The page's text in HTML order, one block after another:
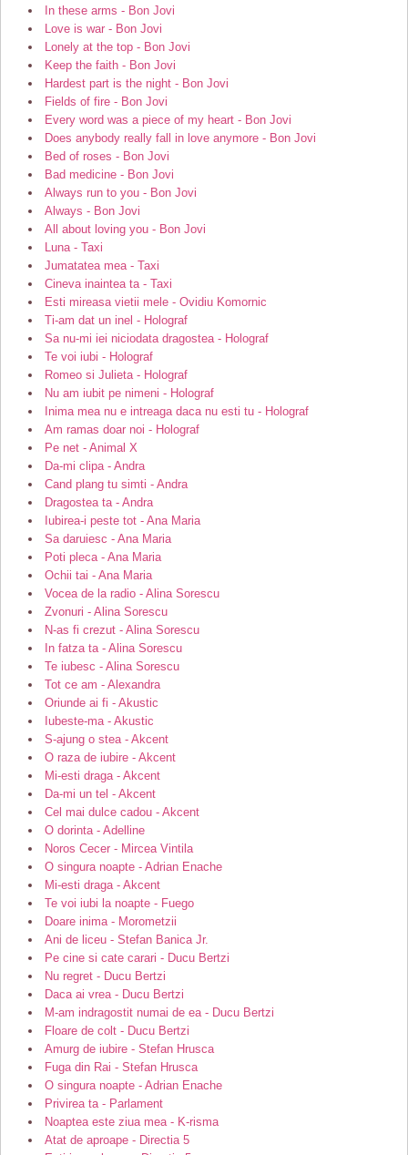
In these arms - Bon Jovi
Love is war - Bon Jovi
Lonely at the top - Bon Jovi
Keep the faith - Bon Jovi
Hardest part is the night - Bon Jovi
Fields of fire - Bon Jovi
Every word was a piece of my heart - Bon Jovi
Does anybody really fall in love anymore - Bon Jovi
Bed of roses - Bon Jovi
Bad medicine - Bon Jovi
Always run to you - Bon Jovi
Always - Bon Jovi
All about loving you - Bon Jovi
Luna - Taxi
Jumatatea mea - Taxi
Cineva inaintea ta - Taxi
Esti mireasa vietii mele - Ovidiu Komornic
Ti-am dat un inel - Holograf
Sa nu-mi iei niciodata dragostea - Holograf
Te voi iubi - Holograf
Romeo si Julieta - Holograf
Nu am iubit pe nimeni - Holograf
Inima mea nu e intreaga daca nu esti tu - Holograf
Am ramas doar noi - Holograf
Pe net - Animal X
Da-mi clipa - Andra
Cand plang tu simti - Andra
Dragostea ta - Andra
Iubirea-i peste tot - Ana Maria
Sa daruiesc - Ana Maria
Poti pleca - Ana Maria
Ochii tai - Ana Maria
Vocea de la radio - Alina Sorescu
Zvonuri - Alina Sorescu
N-as fi crezut - Alina Sorescu
In fatza ta - Alina Sorescu
Te iubesc - Alina Sorescu
Tot ce am - Alexandra
Oriunde ai fi - Akustic
Iubeste-ma - Akustic
S-ajung o stea - Akcent
O raza de iubire - Akcent
Mi-esti draga - Akcent
Da-mi un tel - Akcent
Cel mai dulce cadou - Akcent
O dorinta - Adelline
Noros Cecer - Mircea Vintila
O singura noapte - Adrian Enache
Mi-esti draga - Akcent
Te voi iubi la noapte - Fuego
Doare inima - Morometzii
Ani de liceu - Stefan Banica Jr.
Pe cine si cate carari - Ducu Bertzi
Nu regret - Ducu Bertzi
Daca ai vrea - Ducu Bertzi
M-am indragostit numai de ea - Ducu Bertzi
Floare de colt - Ducu Bertzi
Amurg de iubire - Stefan Hrusca
Fuga din Rai - Stefan Hrusca
O singura noapte - Adrian Enache
Privirea ta - Parlament
Noaptea este ziua mea - K-risma
Atat de aproape - Directia 5